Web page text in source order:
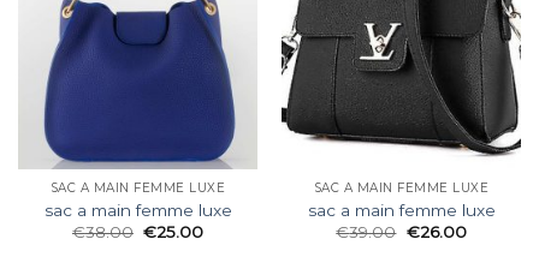
SAC A MAIN FEMME LUXE
sac a main femme luxe
€38.00 €25.00
SAC A MAIN FEMME LUXE
sac a main femme luxe
€39.00 €26.00